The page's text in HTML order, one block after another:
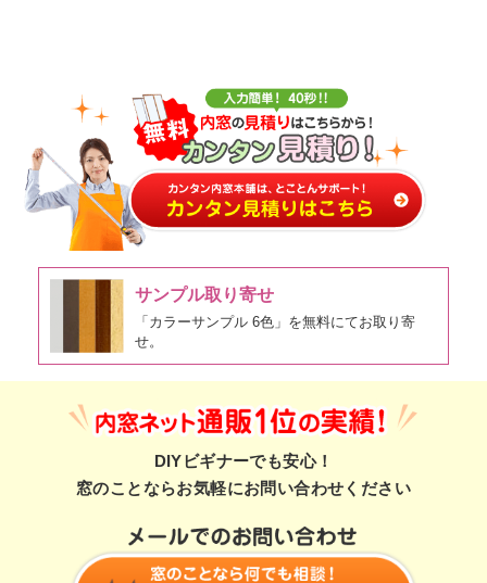
サンプル取り寄せ
「カラーサンプル 6色」を無料にてお取り寄
せ。
DIYビギナーでも安心！
窓のことならお気軽にお問い合わせください